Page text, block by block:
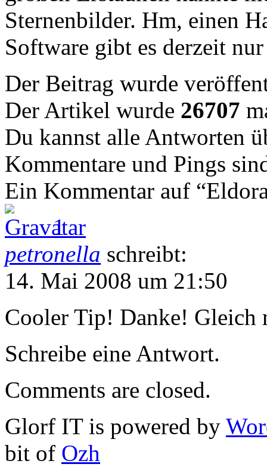
Sternenbilder. Hm, einen
Software gibt es derzeit
Der Beitrag wurde
Der Artikel wurde 26707
Du kannst alle Antworten
Kommentare und Pings
Ein Kommentar auf
1
petronella schreibt:
14. Mai 2008 um 21:50
Cooler Tip! Danke! Gleich
Schreibe eine Antwort.
Comments are closed.
Glorf IT is powered by
bit of Ozh